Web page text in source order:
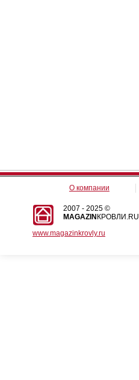
О компании
2007 - 2025 ©
MAGAZIN КРОВЛИ.RU
www.magazinkrovly.ru